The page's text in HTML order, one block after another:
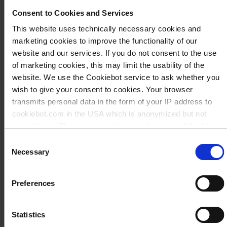
Consent to Cookies and Services
This website uses technically necessary cookies and
marketing cookies to improve the functionality of our
website and our services. If you do not consent to the use
of marketing cookies, this may limit the usability of the
website. We use the Cookiebot service to ask whether you
wish to give your consent to cookies. Your browser
transmits personal data in the form of your IP address to
cookiebot.com in the USA which is anonymized but not
preferences for future page visits. The privacy level in the
USA does not correspond to EU standards, and it cannot be
excluded that US authorities access your data on US
servers.
For more information on cookies and the use of your
Selection
Necessary
Preferences
Statistics
Reagenzreservoirs für die Automation /
Pipettierroboter Liquid Handling
Station.Reagenzreservoirs für die Automation
/ Pipettierroboter Liquid Handling Station.
BIO-CERT® CERTIFIED QUALITY: Frei von
humaner DNA, RNase, DNase und
Zum Produkt
µl, BIO-CERT® LIQUID HANDLING
STERILE